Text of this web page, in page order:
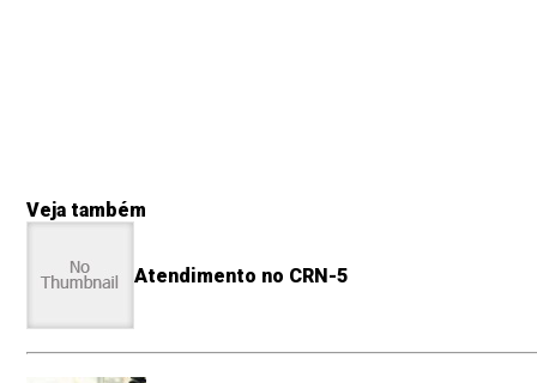
Veja também
Atendimento no CRN-5